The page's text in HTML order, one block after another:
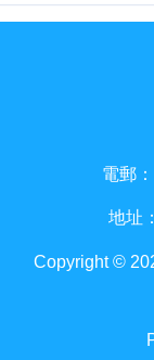
電郵：
地址
Copyright ©